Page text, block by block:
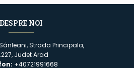
DESPRE NOI
Strada Principala,
Judet Arad
+40721991668